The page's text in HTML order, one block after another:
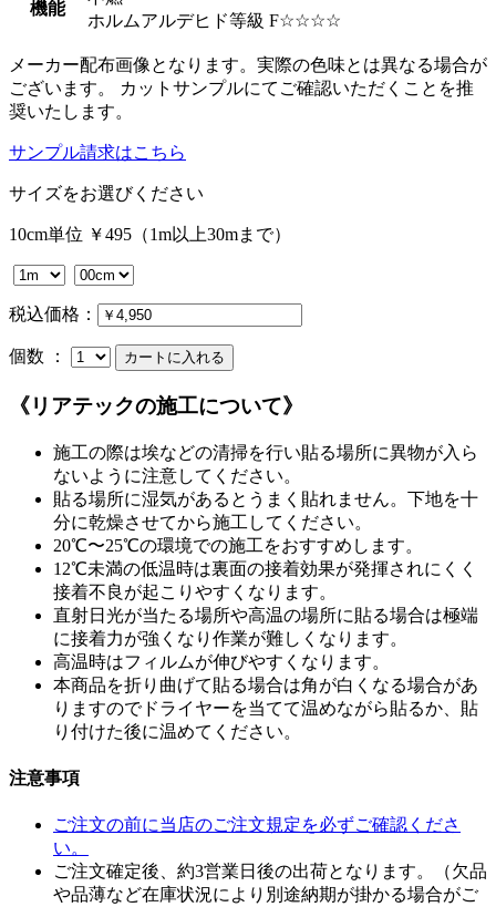
機能
ホルムアルデヒド等級 F☆☆☆☆
メーカー配布画像となります。実際の色味とは異なる場合が
ございます。 カットサンプルにてご確認いただくことを推
奨いたします。
サンプル請求はこちら
サイズをお選びください
10cm単位 ￥495（1m以上30mまで）
税込価格：
個数 ：
《リアテックの施工について》
施工の際は埃などの清掃を行い貼る場所に異物が入ら
ないように注意してください。
貼る場所に湿気があるとうまく貼れません。下地を十
分に乾燥させてから施工してください。
20℃〜25℃の環境での施工をおすすめします。
12℃未満の低温時は裏面の接着効果が発揮されにくく
接着不良が起こりやすくなります。
直射日光が当たる場所や高温の場所に貼る場合は極端
に接着力が強くなり作業が難しくなります。
高温時はフィルムが伸びやすくなります。
本商品を折り曲げて貼る場合は角が白くなる場合があ
りますのでドライヤーを当てて温めながら貼るか、貼
り付けた後に温めてください。
注意事項
ご注文の前に当店のご注文規定を必ずご確認くださ
い。
ご注文確定後、約3営業日後の出荷となります。（欠品
や品薄など在庫状況により別途納期が掛かる場合がご